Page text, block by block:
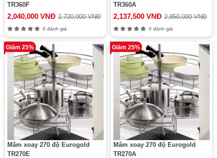
TR360F
2,040,000 VNĐ 2,720,000 VNĐ
0 đánh giá
TR360A
2,137,500 VNĐ 2,850,000 VNĐ
0 đánh giá
Giảm 25%
Mâm xoay 270 độ Eurogold
TR270E
Giảm 25%
Mâm xoay 270 độ Eurogold
TR270A